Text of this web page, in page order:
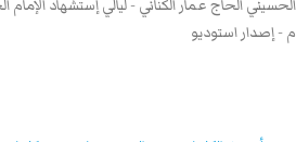
م - إصدار استوديو